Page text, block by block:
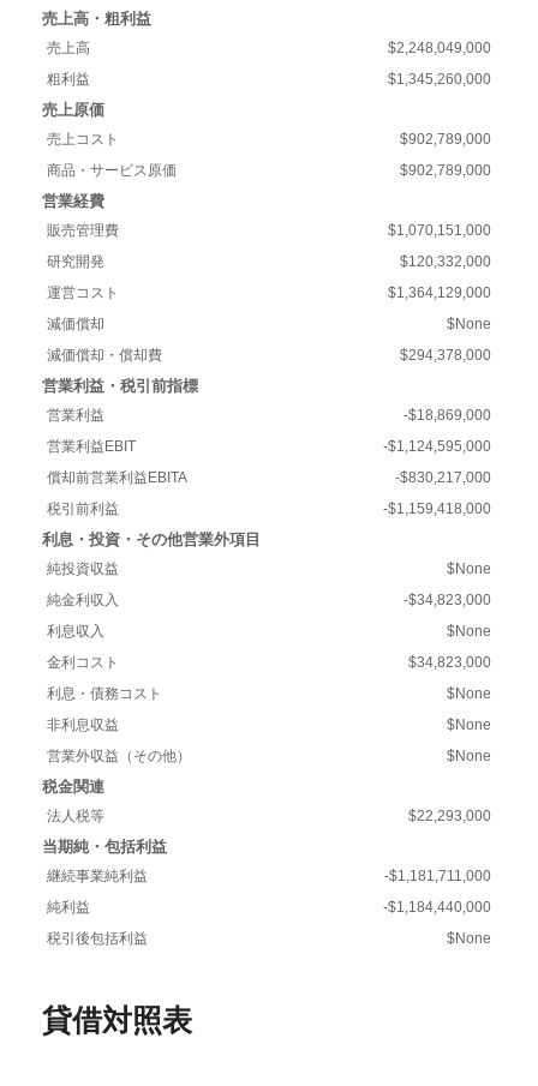
売上高・粗利益
売上高
$2,248,049,000
粗利益
$1,345,260,000
売上原価
売上コスト
$902,789,000
商品・サービス原価
$902,789,000
営業経費
販売管理費
$1,070,151,000
研究開発
$120,332,000
運営コスト
$1,364,129,000
減価償却
$None
減価償却・償却費
$294,378,000
営業利益・税引前指標
営業利益
-$18,869,000
営業利益EBIT
-$1,124,595,000
償却前営業利益EBITA
-$830,217,000
税引前利益
-$1,159,418,000
利息・投資・その他営業外項目
純投資収益
$None
純金利収入
-$34,823,000
利息収入
$None
金利コスト
$34,823,000
利息・債務コスト
$None
非利息収益
$None
営業外収益（その他）
$None
税金関連
法人税等 $22,293,000
当期純・包括利益
継続事業純利益
-$1,181,711,000
純利益
-$1,184,440,000
税引後包括利益
$None
貸借対照表